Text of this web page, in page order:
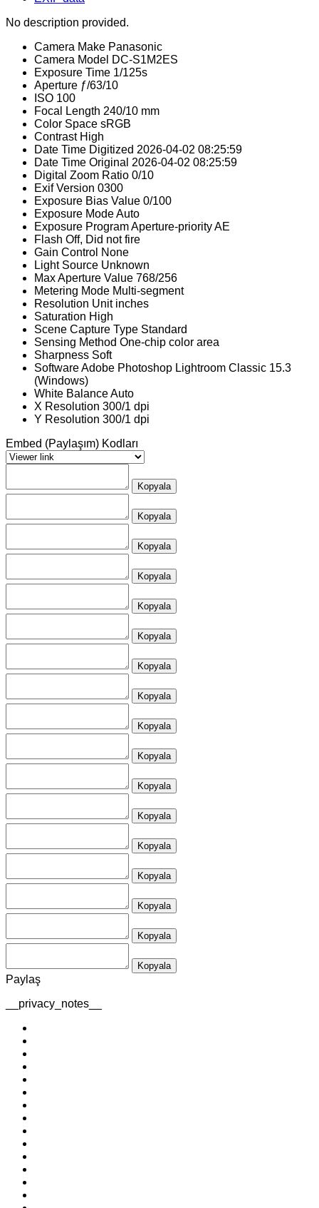
No description provided.
Camera Make Panasonic
Camera Model DC-S1M2ES
Exposure Time 1/125s
Aperture ƒ/63/10
ISO 100
Focal Length 240/10 mm
Color Space sRGB
Contrast High
Date Time Digitized 2026-04-02 08:25:59
Date Time Original 2026-04-02 08:25:59
Digital Zoom Ratio 0/10
Exif Version 0300
Exposure Bias Value 0/100
Exposure ModeAuto
Exposure ProgramAperture-priority AE
Flash Off, Did not fire
Gain Control None
Light Source Unknown
Max Aperture Value 768/256
Metering Mode Multi-segment
Resolution Unit inches
Saturation High
Scene Capture Type Standard
Sensing Method One-chip color area
Sharpness Soft
SoftwareAdobe Photoshop Lightroom Classic 15.3
(Windows)
White BalanceAuto
X Resolution 300/1 dpi
Y Resolution 300/1 dpi
Embed (Paylaşım) Kodları
Kopyala
Kopyala
Kopyala
Kopyala
Kopyala
Kopyala
Kopyala
Kopyala
Kopyala
Kopyala
Kopyala
Kopyala
Kopyala
Kopyala
Kopyala
Kopyala
Kopyala
Paylaş
__privacy_notes__